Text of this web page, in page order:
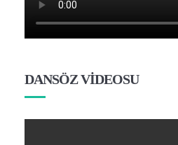
DANSÖZ VİDEOSU